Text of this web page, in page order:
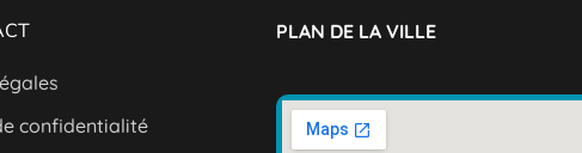
confidentialité
PLAN DE LA VILLE